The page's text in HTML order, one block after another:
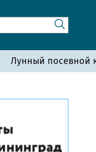
Лунный посевной